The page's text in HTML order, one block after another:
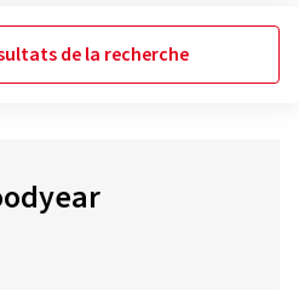
de la recherche